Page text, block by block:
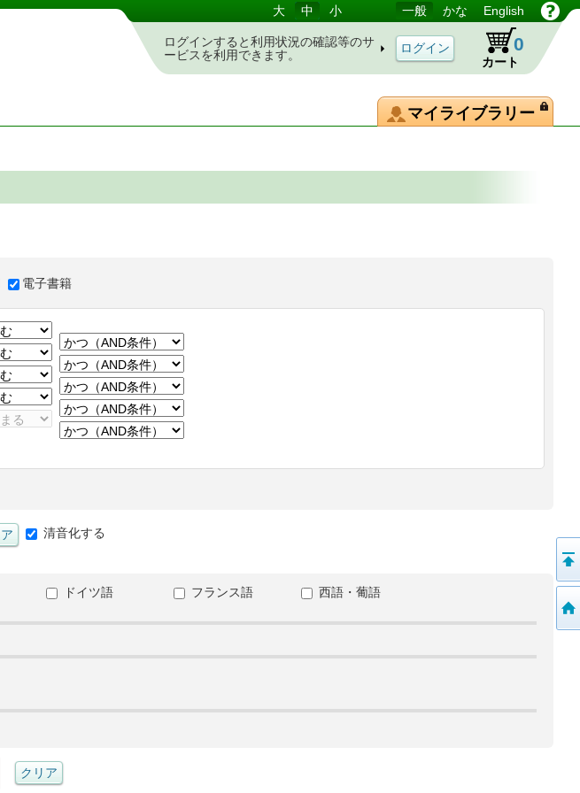
大 中 小 一般 かな English
ログインすると利用状況の確認等のサ
ービスを利用できます。
カート
0
マイライブラリー
電子書籍
清音化する
ドイツ語 フランス語
西語・葡語